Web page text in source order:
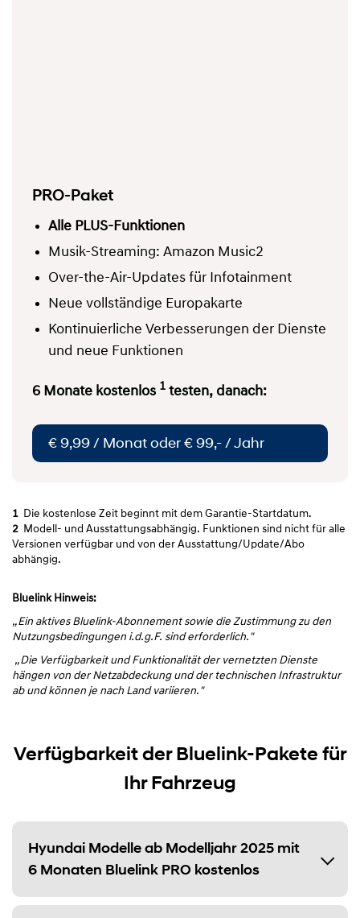
PRO-Paket
Alle PLUS-Funktionen
Musik-Streaming: Amazon Music2
Over-the-Air-Updates für Infotainment
Neue vollständige Europakarte
Kontinuierliche Verbesserungen der Dienste
und neue Funktionen
6 Monate kostenlos 1 testen, danach:
€ 9,99 / Monat oder € 99,- / Jahr
1 Die kostenlose Zeit beginnt mit dem Garantie-Startdatum.
2 Modell- und Ausstattungsabhängig. Funktionen sind nicht für alle
Versionen verfügbar und von der Ausstattung/Update/Abo
abhängig.
Bluelink Hinweis:
„Ein aktives Bluelink-Abonnement sowie die Zustimmung zu den
Nutzungsbedingungen i.d.g.F. sind erforderlich."
„Die Verfügbarkeit und Funktionalität der vernetzten Dienste
hängen von der Netzabdeckung und der technischen Infrastruktur
ab und können je nach Land variieren."
Verfügbarkeit der Bluelink-Pakete für
Ihr Fahrzeug
Hyundai Modelle ab Modelljahr 2025 mit
6 Monaten Bluelink PRO kostenlos